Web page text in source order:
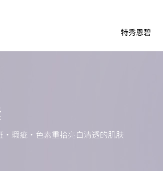
特秀恩碧
·瑕疵·色素重拾亮白清透的肌肤